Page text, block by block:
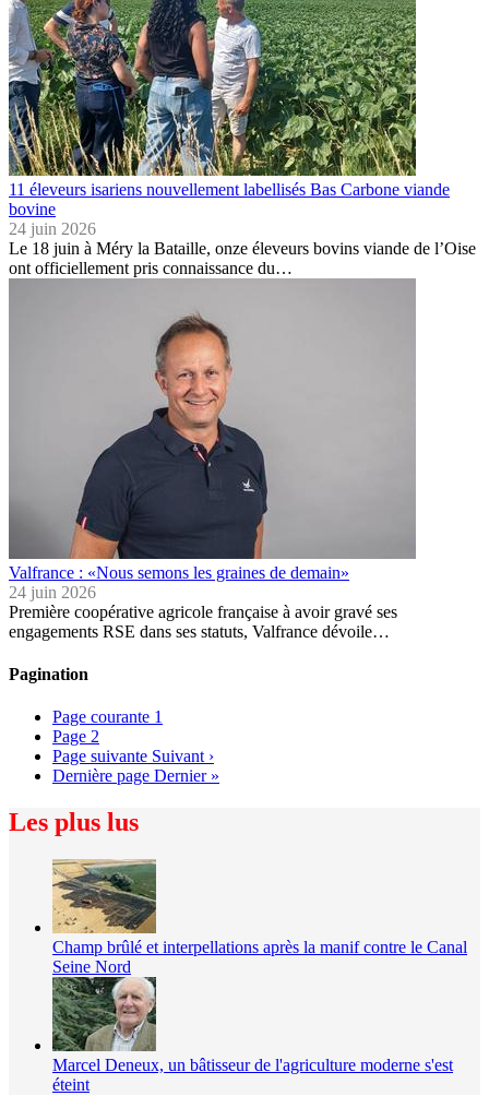
11 éleveurs isariens nouvellement labellisés Bas Carbone viande
bovine
24 juin 2026
Le 18 juin à Méry la Bataille, onze éleveurs bovins viande de l’Oise
ont officiellement pris connaissance du…
Valfrance : «Nous semons les graines de demain»
24 juin 2026
Première coopérative agricole française à avoir gravé ses
engagements RSE dans ses statuts, Valfrance dévoile…
Pagination
Page courante 1
Page 2
Page suivante Suivant ›
Dernière page Dernier »
Les plus lus
Champ brûlé et interpellations après la manif contre le Canal
Seine Nord
Marcel Deneux, un bâtisseur de l'agriculture moderne s'est
éteint